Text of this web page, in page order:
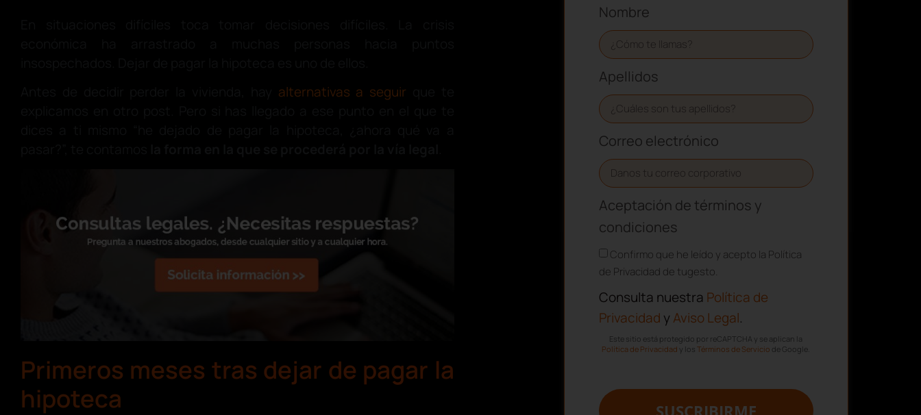
alternativas a seguir
Primeros meses tras dejar de pagar la
hipoteca
Nombre
Apellidos
Correo electrónico
Aceptación de términos y
condiciones
Confirmo que he leído y acepto la Política
de Privacidad de tugesto.
Consulta nuestra Política de
Privacidad y Aviso Legal.
Este sitio está protegido por reCAPTCHA y se aplican la
Política de Privacidad y losTérminos de Servicio de Google.
SUSCRIBIRME